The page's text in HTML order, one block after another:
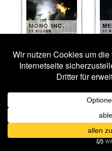
MONO INC.
12 BILDER 11
AESTHETIC
10 BILDER 10